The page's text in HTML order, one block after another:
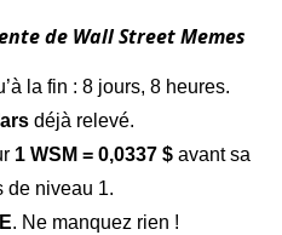
de Wall Street Memes
la fin : 8 jours, 8 heures.
déjà relevé.
1 WSM = 0,0337 $ avant sa
de niveau 1.
. Ne manquez rien !